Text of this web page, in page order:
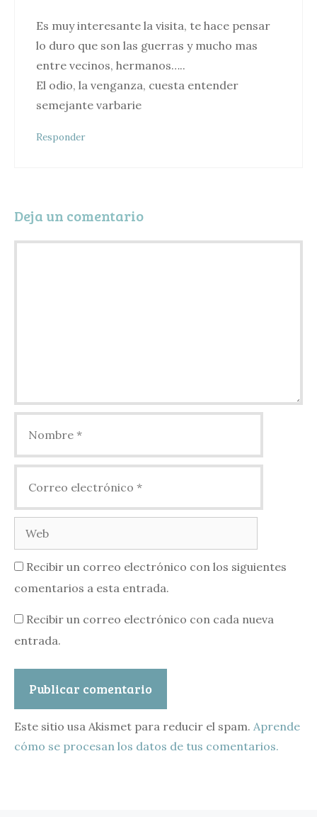
Es muy interesante la visita, te hace pensar
lo duro que son las guerras y mucho mas
entre vecinos, hermanos…..
El odio, la venganza, cuesta entender
semejante varbarie
Responder
Deja un comentario
electrónico
Web
Recibir un correo electrónico con los siguientes
comentarios a esta entrada.
Recibir un correo electrónico con cada nueva
entrada.
Este sitio usa Akismet para reducir el spam. Aprende
cómo se procesan los datos de tus comentarios.